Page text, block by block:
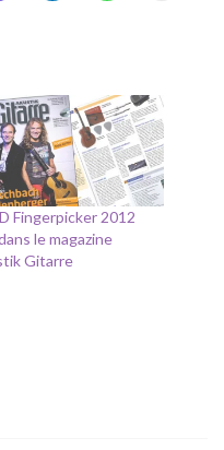
Fingerpicker 2012
le magazine
Gitarre